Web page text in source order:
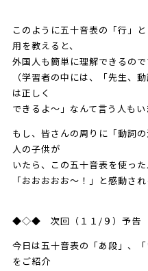
このように五十音表の「行」
用を教えると、
外国人も簡単に理解できるので
（学習者の中には、「先生、
は正しく
できるよ～」なんて言う人もい
もし、皆さんの周りに「動詞
人の子供が
いたら、この五十音表を使っ
「おおおおお〜！」と感動さ
◆◇◆ 次回（１１/９）予
今日は五十音表の「あ段」、
をご紹介